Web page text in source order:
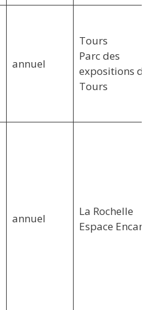
annuel
Tours
Parc des
expositions de
Tours
annuel
La Rochelle
Espace Encan